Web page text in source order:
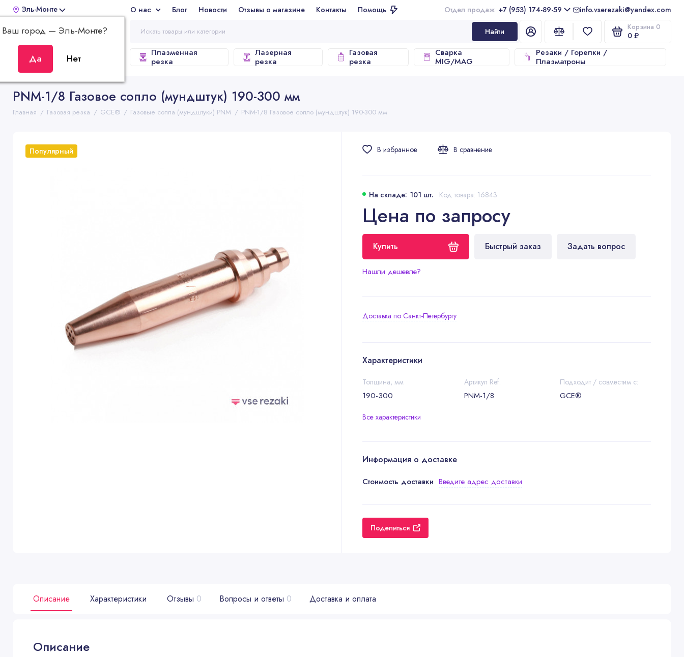
Эль-Монте
Ваш город —Эль-Монте?
О нас Блог Новости Отзывы о магазине Контакты Помощь Отдел продаж +7 (953) 174-89-59 info.vserezaki@yandex.com
Найти Корзина 0
0 ₽
ВСЕ КАТЕГОРИИ
Плазменная
резка
Лазерная
резка
Газовая
резка
Сварка
MIG/MAG
Резаки / Горелки /
Плазматроны
PNM-1/8 Газовое сопло (мундштук) 190-300 мм
Главная Газовая резка GCE® Газовые сопла (мундштуки) PNM PNM-1/8 Газовое сопло (мундштук) 190-300 мм
Популярный
На складе: 101 шт. Код товара: 16843
Цена по запросу
Купить Быстрый заказ Задать вопрос
Нашли дешевле?
В избранное В сравнение
Доставка по Санкт-Петербургу
Характеристики
Толщина, мм
190-300
Артикул Ref.
PNM-1/8
Подходит / совместим с:
GCE®
Все характеристики
Информация о доставке
Стоимость доставки Введите адрес доставки
Поделиться
Описание Характеристики Отзывы 0 Вопросы и ответы 0 Доставка и оплата
Описание